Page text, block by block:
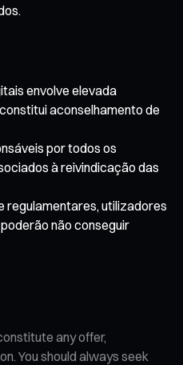
envolve elevada
aconselhamento de
por todos os
à reivindicação das
regulamentares, utilizadores
não conseguir
any offer,
You should always seek